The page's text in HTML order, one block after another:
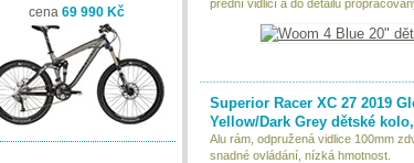
cena 69 990 Kč
přední vidlicí a do detailu
Superior Racer XC 27 2019
Yellow/Dark Grey dětské
Alu rám, odpružená vidlice 100mm
snadné ovládání, nízká hmotnost.